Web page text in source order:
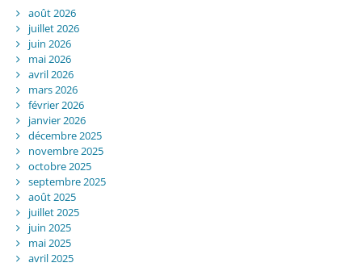
août 2026
juillet 2026
juin 2026
mai 2026
avril 2026
mars 2026
février 2026
janvier 2026
décembre 2025
novembre 2025
octobre 2025
septembre 2025
août 2025
juillet 2025
juin 2025
mai 2025
avril 2025